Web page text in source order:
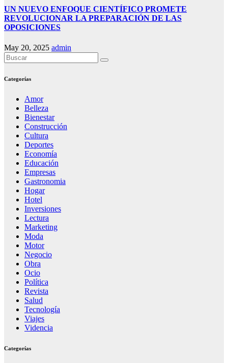
UN NUEVO ENFOQUE CIENTÍFICO PROMETE
REVOLUCIONAR LA PREPARACIÓN DE LAS
OPOSICIONES
May 20, 2025 admin
Categorías
Amor
Belleza
Bienestar
Construcción
Cultura
Deportes
Economía
Educación
Empresas
Gastronomia
Hogar
Hotel
Inversiones
Lectura
Marketing
Moda
Motor
Negocio
Obra
Ocio
Política
Revista
Salud
Tecnología
Viajes
Videncia
Categorías